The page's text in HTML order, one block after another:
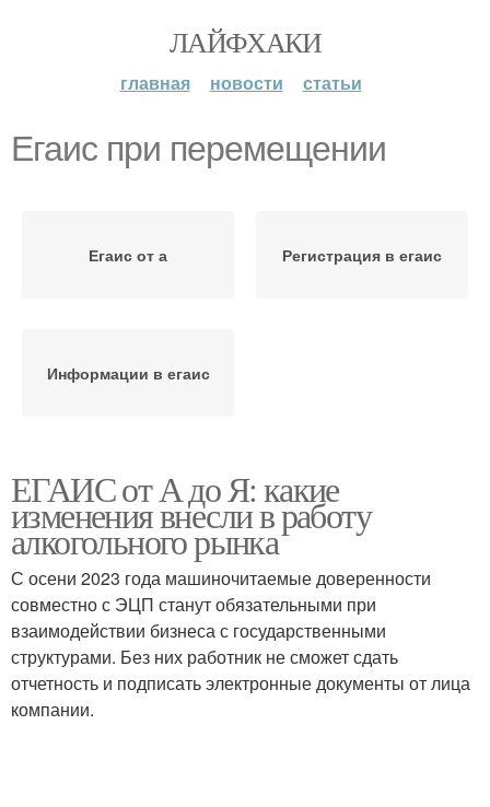
ЛАЙФХАКИ
главная новости статьи
Егаис при перемещении
Егаис от а Регистрация в егаис
Информации в егаис
ЕГАИС от А до Я: какие
изменения внесли в работу
алкогольного рынка
С осени 2023 года машиночитаемые доверенности
совместно с ЭЦП станут обязательными при
взаимодействии бизнеса с государственными
структурами. Без них работник не сможет сдать
отчетность и подписать электронные документы от лица
компании.